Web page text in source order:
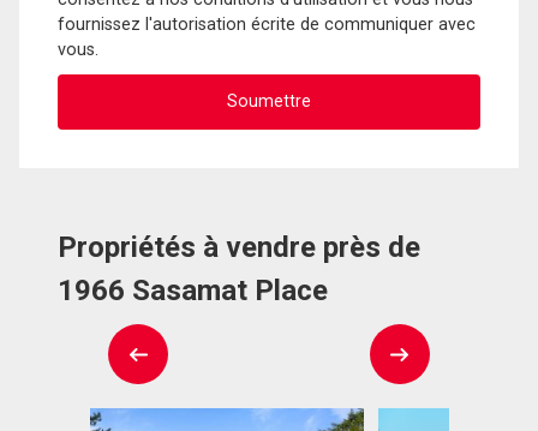
fournissez l'autorisation écrite de communiquer avec
vous.
Propriétés à vendre près de
1966 Sasamat Place